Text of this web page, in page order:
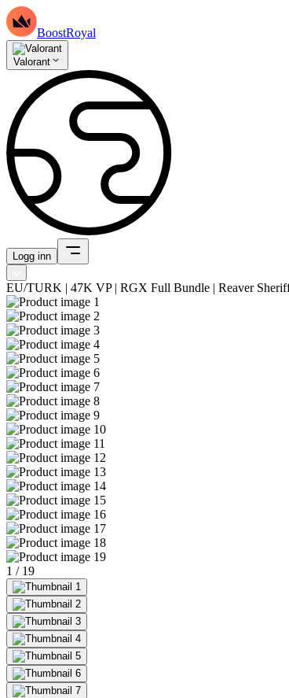
BoostRoyal
Valorant
Logg inn
EU/TURK | 47K VP | RGX Full Bundle | Reaver
1 / 19